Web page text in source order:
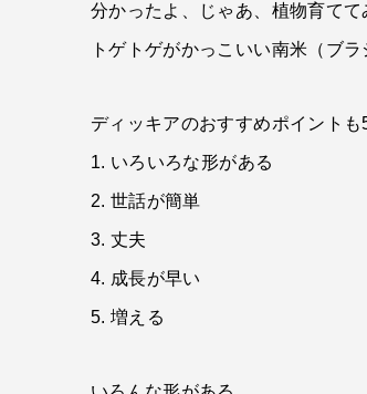
分かったよ、じゃあ、植物育て
トゲトゲがかっこいい南米（ブ
ディッキアのおすすめポイントも
1. いろいろな形がある
2. 世話が簡単
3. 丈夫
4. 成長が早い
5. 増える